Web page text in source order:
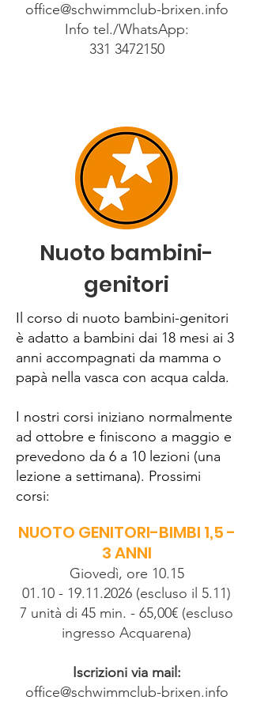
office@schwimmclub-brixen.info
Info tel./WhatsApp:
331 3472150
Nuoto bambini-
genitori
Il corso di nuoto bambini-genitori
è adatto a bambini dai 18 mesi ai 3
anni accompagnati da mamma o
papà nella vasca con acqua calda.
I nostri corsi iniziano normalmente
ad ottobre e finiscono a maggio e
prevedono da 6 a 10 lezioni (una
lezione a settimana). Prossimi
corsi:
NUOTO GENITORI-BIMBI 1,5 -
3 ANNI
Giovedì, ore 10.15
01.10 - 19.11.2026 (escluso il 5.11)
7 unità di 45 min. - 65,00€ (escluso
ingresso Acquarena)
Iscrizioni via mail:
office@schwimmclub-brixen.info